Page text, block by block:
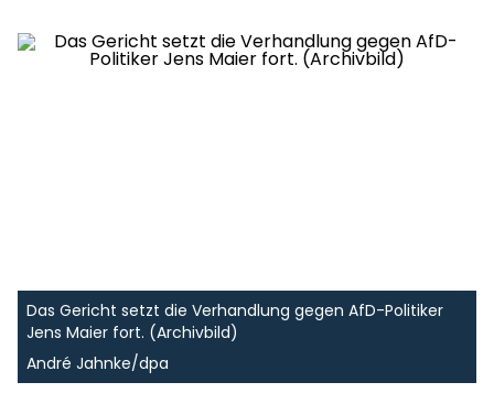
Das Gericht setzt die Verhandlung gegen AfD-Politiker
Jens Maier fort. (Archivbild)
André Jahnke/dpa